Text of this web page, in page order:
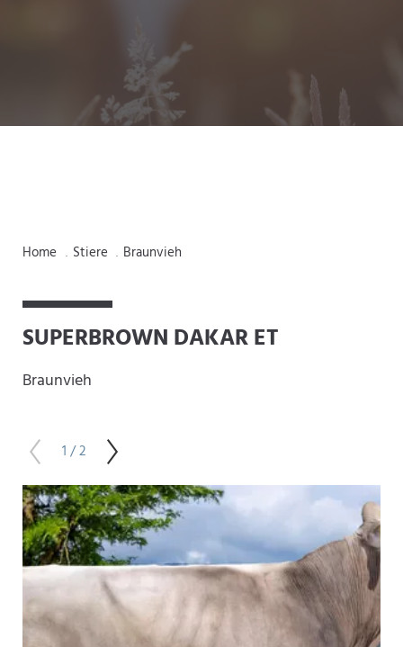
Home . Stiere . Braunvieh
SUPERBROWN DAKAR ET
Braunvieh
1 / 2